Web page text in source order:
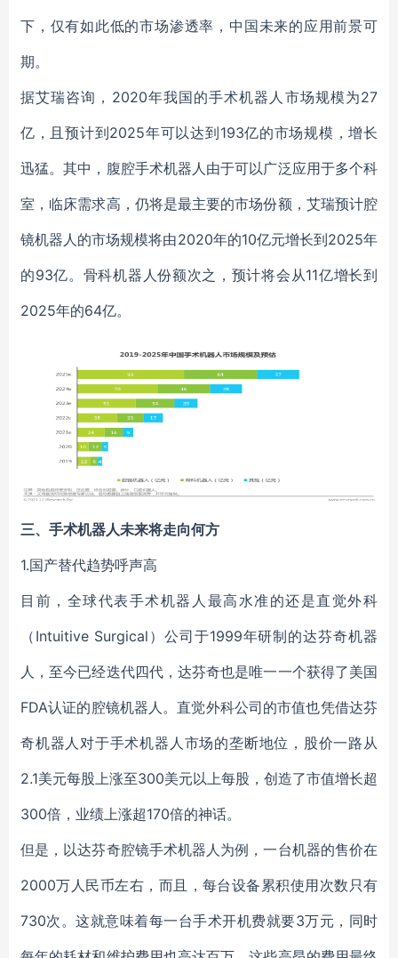
下，仅有如此低的市场渗透率，中国未来的应用前景可
期。
据艾瑞咨询，2020年我国的手术机器人市场规模为27
亿，且预计到2025年可以达到193亿的市场规模，增长
迅猛。其中，腹腔手术机器人由于可以广泛应用于多个科
室，临床需求高，仍将是最主要的市场份额，艾瑞预计腔
镜机器人的市场规模将由2020年的10亿元增长到2025年
的93亿。骨科机器人份额次之，预计将会从11亿增长到
2025年的64亿。
三、 手术机器人未来将走向何方
1.国产替代趋势呼声高
目前，全球代表手术机器人最高水准的还是直觉外科
（Intuitive Surgical）公司于1999年研制的达芬奇机器
人，至今已经迭代四代，达芬奇也是唯一一个获得了美国
FDA认证的腔镜机器人。直觉外科公司的市值也凭借达芬
奇机器人对于手术机器人市场的垄断地位，股价一路从
2.1美元每股上涨至300美元以上每股，创造了市值增长超
300倍，业绩上涨超170倍的神话。
但是，以达芬奇腔镜手术机器人为例，一台机器的售价在
2000万人民币左右，而且，每台设备累积使用次数只有
730次。这就意味着每一台手术开机费就要3万元，同时